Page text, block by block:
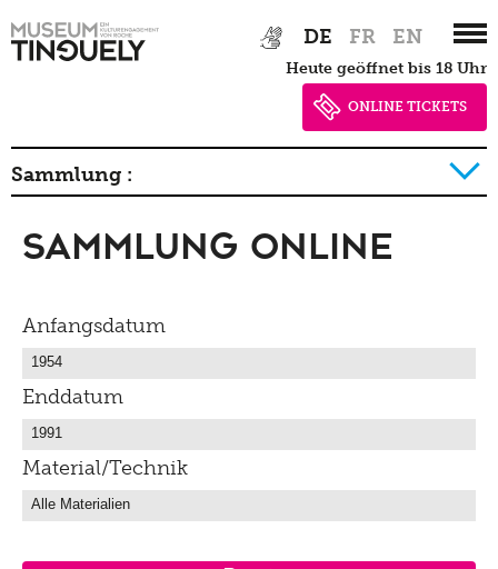
Hauptnavigation
to
DE FR EN
heute geöffnet bis 18 Uhr
ONLINE TICKETS
Sammlung :
Geschichte der Sammlung Detail
Sammlung Online
Anfangsdatum
Enddatum
Material/Technik